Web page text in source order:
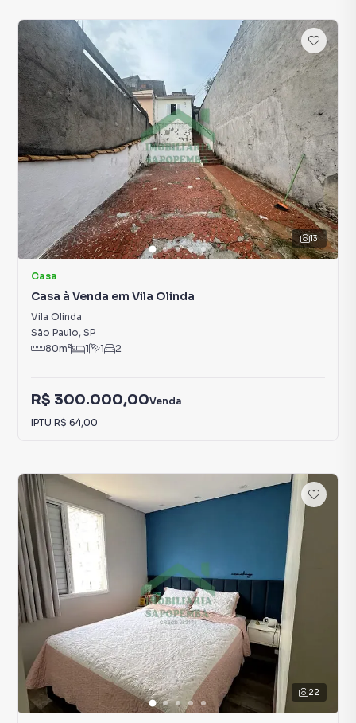
13
Casa
Casa à Venda em Vila Olinda
Vila Olinda
São Paulo, SP
80m² 1 1 2
R$ 300.000,00Venda
IPTU R$ 64,00
22